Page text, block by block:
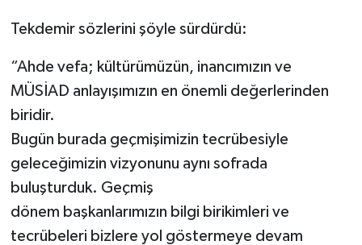
Tekdemir sözlerini şöyle sürdürdü:
“Ahde vefa; kültürümüzün, inancımızın ve
MÜSİAD anlayışımızın en önemli değerlerinden
biridir.
Bugün burada geçmişimizin tecrübesiyle
geleceğimizin vizyonunu aynı sofrada
buluşturduk. Geçmiş
dönem başkanlarımızın bilgi birikimleri ve
tecrübeleri bizlere yol göstermeye devam